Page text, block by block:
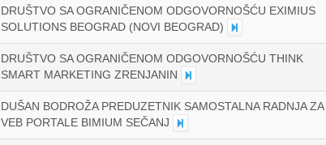
DRUŠTVO SA OGRANIČENOM ODGOVORNOŠĆU EXIMIUS
SOLUTIONS BEOGRAD (NOVI BEOGRAD)
DRUŠTVO SA OGRANIČENOM ODGOVORNOŠĆU THINK
SMART MARKETING ZRENJANIN
DUŠAN BODROŽA PREDUZETNIK SAMOSTALNA RADNJA ZA
VEB PORTALE BIMIUM SEČANJ